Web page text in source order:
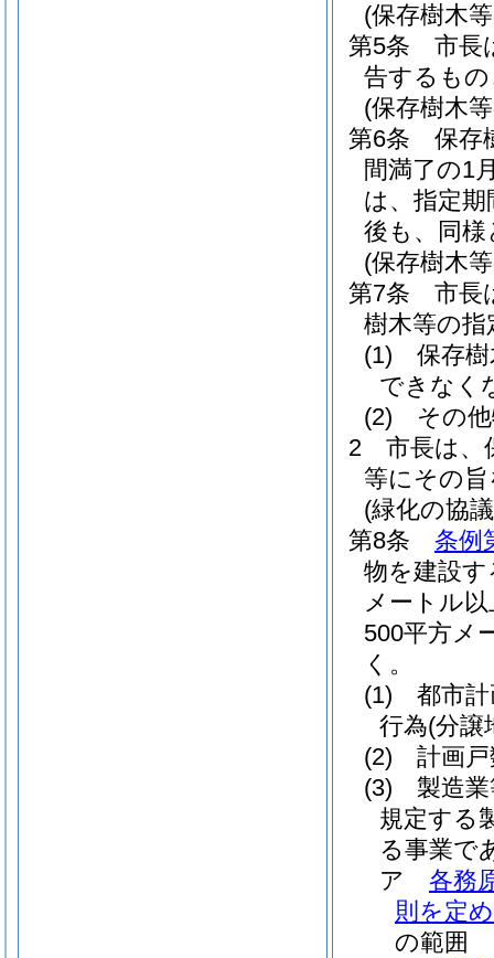
(保存樹木
第5条
市長
告するも
(保存樹木
第6条
保存
間満了の1
は、指定
後も、同
(保存樹木
第7条
市長
樹木等の
(1)
保存
できなく
(2)
その
2
市長は、
等にその
(緑化の協
第8条
条例
物を建設
メートル
500平方メ
く。
(1)
都市
行為(分譲
(2)
計画
(3)
製造
規定する
る事業で
ア
各務
則を定
の範囲